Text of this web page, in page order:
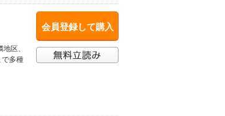
会員登録して購入
区、
で多種